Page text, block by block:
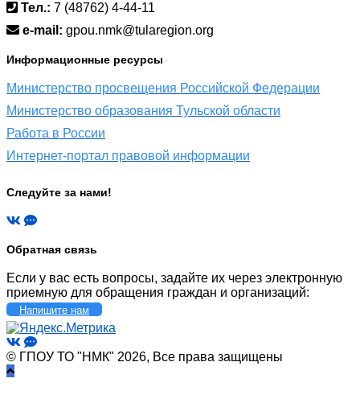
Тел.: 7 (48762) 4-44-11
e-mail: gpou.nmk@tularegion.org
Информационные ресурсы
Министерство просвещения Российской Федерации
Министерство образования Тульской области
Работа в России
Интернет-портал правовой информации
Следуйте за нами!
Обратная связь
Если у вас есть вопросы, задайте их через электронную
приемную для обращения граждан и организаций:
Напишите нам
© ГПОУ ТО "НМК" 2026, Все права защищены